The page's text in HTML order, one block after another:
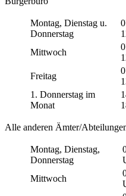
Montag, Dienstag u.
Donnerstag
Mittwoch
Freitag
1. Donnerstag im
Monat
Alle anderen Ämter/
Montag, Dienstag,
Donnerstag
Mittwoch